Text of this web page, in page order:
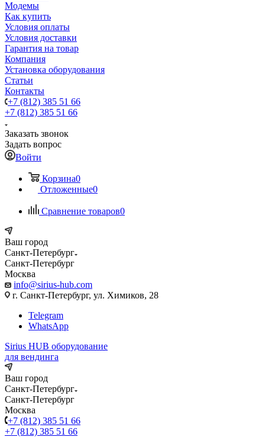
Модемы
Как купить
Условия оплаты
Условия доставки
Гарантия на товар
Компания
Установка оборудования
Статьи
Контакты
+7 (812) 385 51 66
+7 (812) 385 51 66
Заказать звонок
Задать вопрос
Войти
Корзина0
Отложенные0
Сравнение товаров0
Ваш город
Санкт-Петербург
Санкт-Петербург
Москва
info@sirius-hub.com
г. Санкт-Петербург, ул. Химиков, 28
Telegram
WhatsApp
Sirius HUB оборудование
для вендинга
Ваш город
Санкт-Петербург
Санкт-Петербург
Москва
+7 (812) 385 51 66
+7 (812) 385 51 66